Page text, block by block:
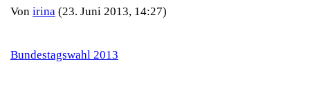
Von irina (23. Juni 2013, 14:27)
Bundestagswahl 2013